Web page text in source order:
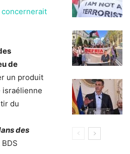
concernerait
de
un produit
israélienne
du
des